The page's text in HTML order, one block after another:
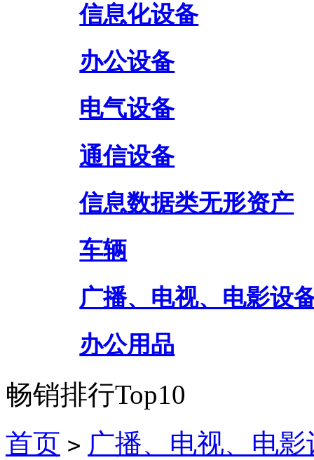
信息化设备
办公设备
电气设备
通信设备
信息数据类无形资产
车辆
广播、电视、电影设
办公用品
畅销排行Top10
首页 > 广播、电视、电影